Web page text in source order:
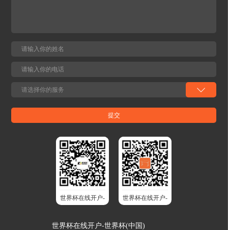
世界杯在线开户-
份
世界杯在线开户-
能升降桌
世界杯在线开户-世界杯(中国)